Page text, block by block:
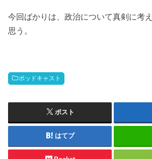
今回ばかりは、政治について真剣に考
思う。
ポッドキャスト
ポスト
はてブ